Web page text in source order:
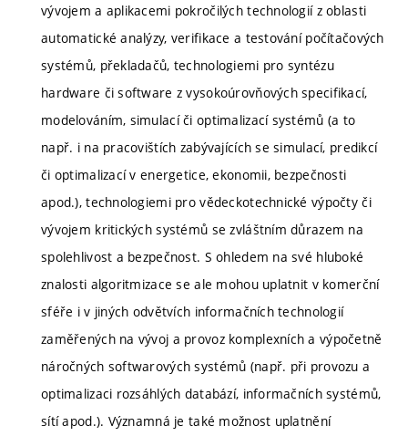
vývojem a aplikacemi pokročilých technologií z oblasti
automatické analýzy, verifikace a testování počítačových
systémů, překladačů, technologiemi pro syntézu
hardware či software z vysokoúrovňových specifikací,
modelováním, simulací či optimalizací systémů (a to
např. i na pracovištích zabývajících se simulací, predikcí
či optimalizací v energetice, ekonomii, bezpečnosti
apod.), technologiemi pro vědeckotechnické výpočty či
vývojem kritických systémů se zvláštním důrazem na
spolehlivost a bezpečnost. S ohledem na své hluboké
znalosti algoritmizace se ale mohou uplatnit v komerční
sféře i v jiných odvětvích informačních technologií
zaměřených na vývoj a provoz komplexních a výpočetně
náročných softwarových systémů (např. při provozu a
optimalizaci rozsáhlých databází, informačních systémů,
sítí apod.). Významná je také možnost uplatnění